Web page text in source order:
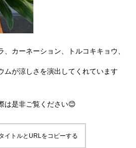
カーネーション、トルコキキョウ、
ムが涼しさを演出してくれています
は是非ご覧ください😊
イトルとURLをコピーする